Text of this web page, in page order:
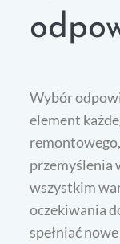
Wybór
element
przemyślenia
wszystkim
oczekiwania
spełniać